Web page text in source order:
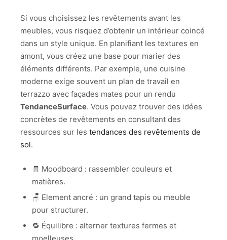
Si vous choisissez les revêtements avant les
meubles, vous risquez d’obtenir un intérieur coincé
dans un style unique. En planifiant les textures en
amont, vous créez une base pour marier des
éléments différents. Par exemple, une cuisine
moderne exige souvent un plan de travail en
terrazzo avec façades mates pour un rendu
TendanceSurface. Vous pouvez trouver des idées
concrètes de revêtements en consultant des
ressources sur les tendances des revêtements de
sol.
🧾 Moodboard : rassembler couleurs et
matières.
🪑 Element ancré : un grand tapis ou meuble
pour structurer.
🔁 Équilibre : alterner textures fermes et